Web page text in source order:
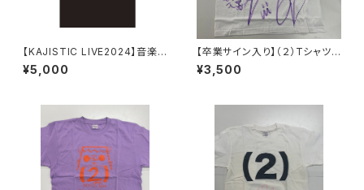
【KAJISTIC LIVE2024】音楽
隊のロックTシャツ
¥5,000
【卒業サイン入り】（２）Tシャツ
【ホワイト】森永新菜
¥3,500